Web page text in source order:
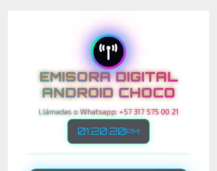
EMISORA DIGITAL
ANDROID CHOCO
Llámadas o Whatsapp: +57 317 575 00 21
01:20:23PM